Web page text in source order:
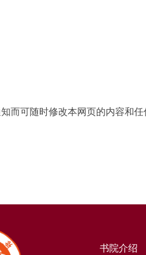
而可随时修改本网页的内容和
书院介绍